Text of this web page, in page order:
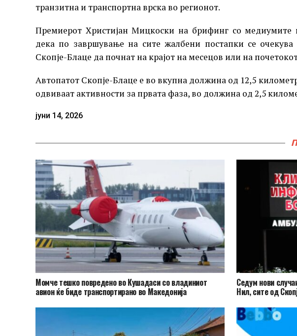
транзитна и транспортна врска во регионот.
Премиерот Христијан Мицкоски на брифинг со медиумите
дека по завршување на сите жалбени постапки се очекува
Скопје-Блаце да почнат на крајот на месецов или на
Автопатот Скопје-Блаце е во вкупна должина од 12,5
одвиваат активности за првата фаза, во должина од 2,5
јуни 14, 2026
Момче тешко повредено во Кушадаси со владиниот
авион ќе биде транспортирано во Македонија
Седум нови
Нил, сите од